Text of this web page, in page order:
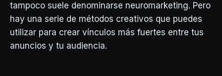
tampoco suele denominarse neuromarketing. Pero
hay una serie de métodos creativos que puedes
utilizar para crear vínculos más fuertes entre tus
anuncios y tu audiencia.